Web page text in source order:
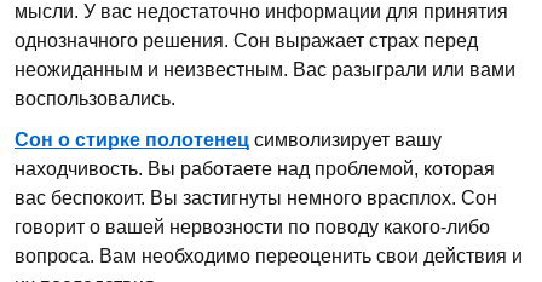
мысли. У вас недостаточно информации для принятия
однозначного решения. Сон выражает страх перед
неожиданным и неизвестным. Вас разыграли или вами
воспользовались.
Сон о стирке полотенец символизирует вашу
находчивость. Вы работаете над проблемой, которая
вас беспокоит. Вы застигнуты немного врасплох. Сон
говорит о вашей нервозности по поводу какого-либо
вопроса. Вам необходимо переоценить свои действия и